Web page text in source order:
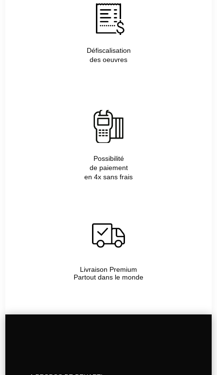
Défiscalisation
des oeuvres
Possibilité
de paiement
en 4x sans frais
Livraison Premium
Partout dans le monde